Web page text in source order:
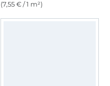
(7,55 € / 1 m²)